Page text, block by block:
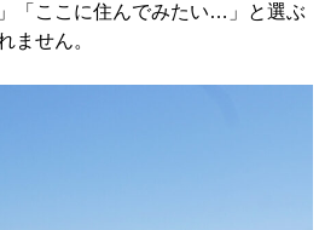
「ここに住んでみたい…」と選ぶ
ません。